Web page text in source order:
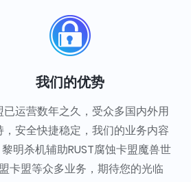
我们的优势
已运营数年之久，受众多国内外用
，安全快捷稳定，我们的业务内容
明杀机辅助RUST腐蚀卡盟魔兽世
卡盟等众多业务，期待您的光临